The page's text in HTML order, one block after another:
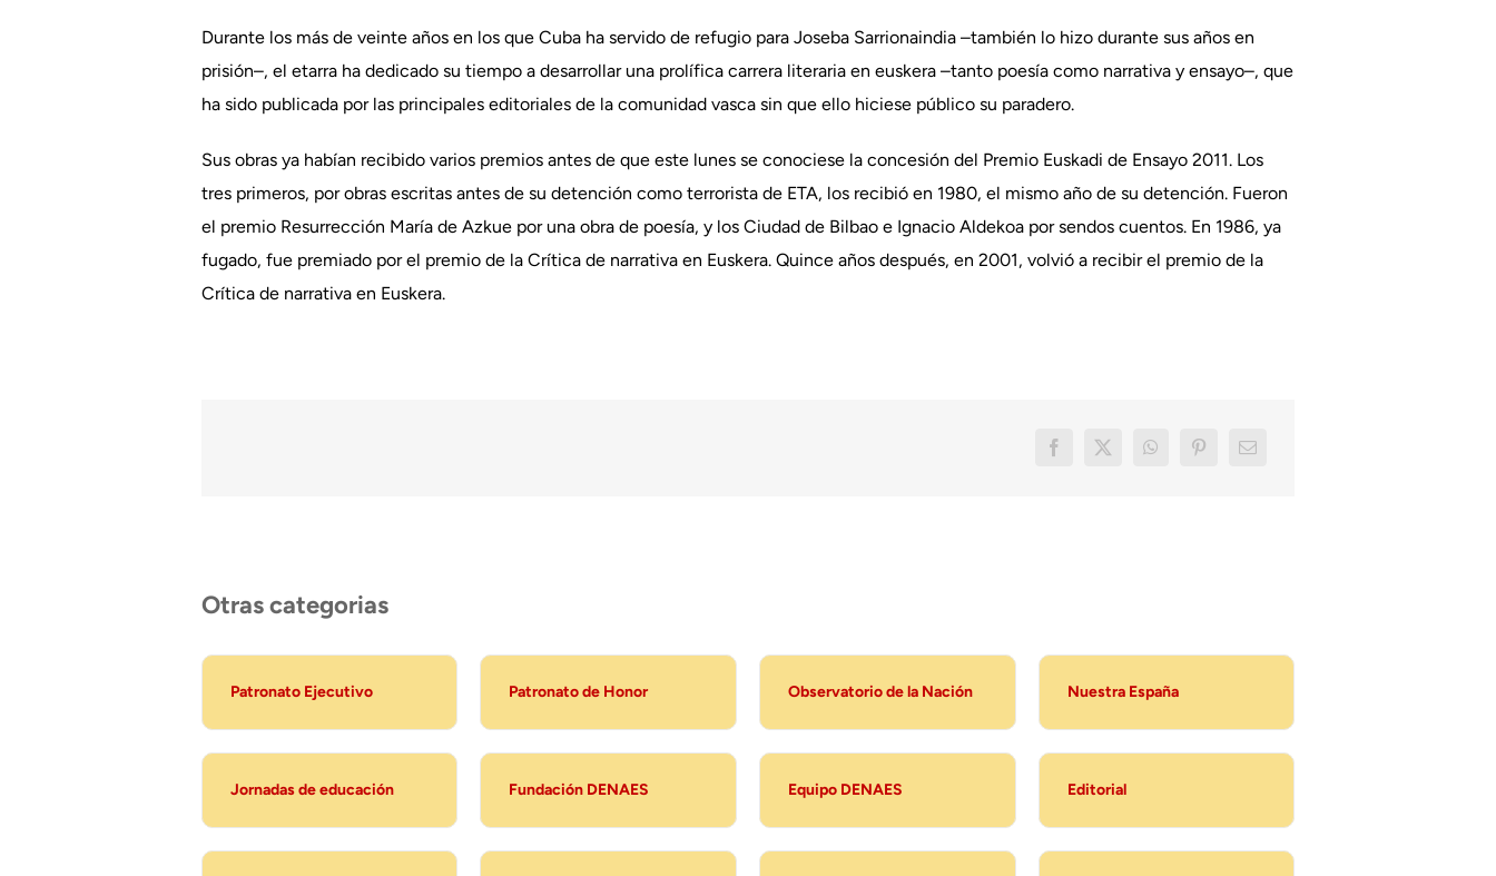
Durante los más de veinte años en los que Cuba ha servido de refugio para Joseba Sarrionaindia –también lo hizo durante sus años en
prisión–, el etarra ha dedicado su tiempo a desarrollar una prolífica carrera literaria en euskera –tanto poesía como narrativa y ensayo–, que
ha sido publicada por las principales editoriales de la comunidad vasca sin que ello hiciese público su paradero.
Sus obras ya habían recibido varios premios antes de que este lunes se conociese la concesión del Premio Euskadi de Ensayo 2011. Los
tres primeros, por obras escritas antes de su detención como terrorista de ETA, los recibió en 1980, el mismo año de su detención. Fueron
el premio Resurrección María de Azkue por una obra de poesía, y los Ciudad de Bilbao e Ignacio Aldekoa por sendos cuentos. En 1986, ya
fugado, fue premiado por el premio de la Crítica de narrativa en Euskera. Quince años después, en 2001, volvió a recibir el premio de la
Crítica de narrativa en Euskera.
Otras categorias
Patronato Ejecutivo Patronato de Honor Observatorio de la Nación Nuestra España
Jornadas de educación Fundación DENAES Equipo DENAES Editorial